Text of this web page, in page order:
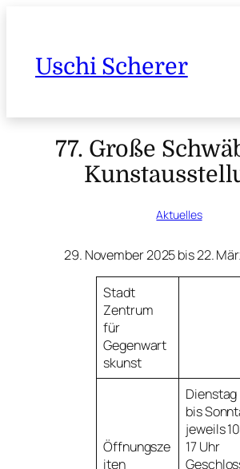
Uschi Scherer
77. Große
Aktuelles
29. November 2025 bis 22.
Stadt
Zentrum
für
Gegenwart
skunst
Öffnungsze
iten
Dienstag
bis
jeweils
17 Uhr